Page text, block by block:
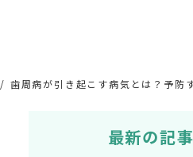
歯周病が引き起こす病気とは？予防
最新の記事